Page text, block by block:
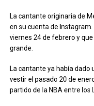
La cantante originaria de
en su cuenta de
viernes 24 de febrero y
grande.
La cantante ya había dado
vestir el pasado 20 de
partido de la NBA entre los